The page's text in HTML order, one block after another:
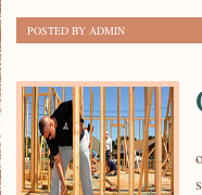
POSTED BY ADMIN